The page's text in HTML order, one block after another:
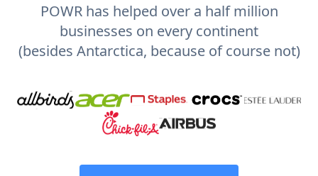
POWR has helped over a half million
businesses on every continent
(besides Antarctica, because of course not)